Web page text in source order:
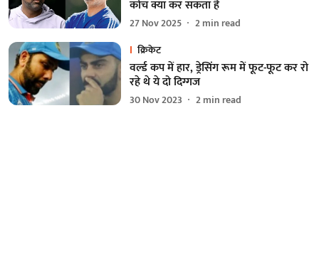
कोच क्या कर सकता है
27 Nov 2025 2min read
क्रिकेट
वर्ल्ड कप में हार, ड्रेसिंग रूम में फूट-फूट कर रो
रहे थे ये दो दिग्गज
30 Nov 2023 2min read